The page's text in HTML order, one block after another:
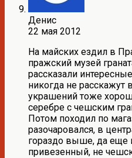
Денис
22 мая 2012
На майских ездил в
пражский музей
рассказали
никогда не
украшений тоже
серебре с чешским
Потом походил по
разочаровался, в
гораздо выше, да еще
привезенный, не